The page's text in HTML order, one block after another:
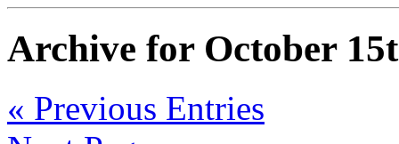
Archive for October
« Previous Entries